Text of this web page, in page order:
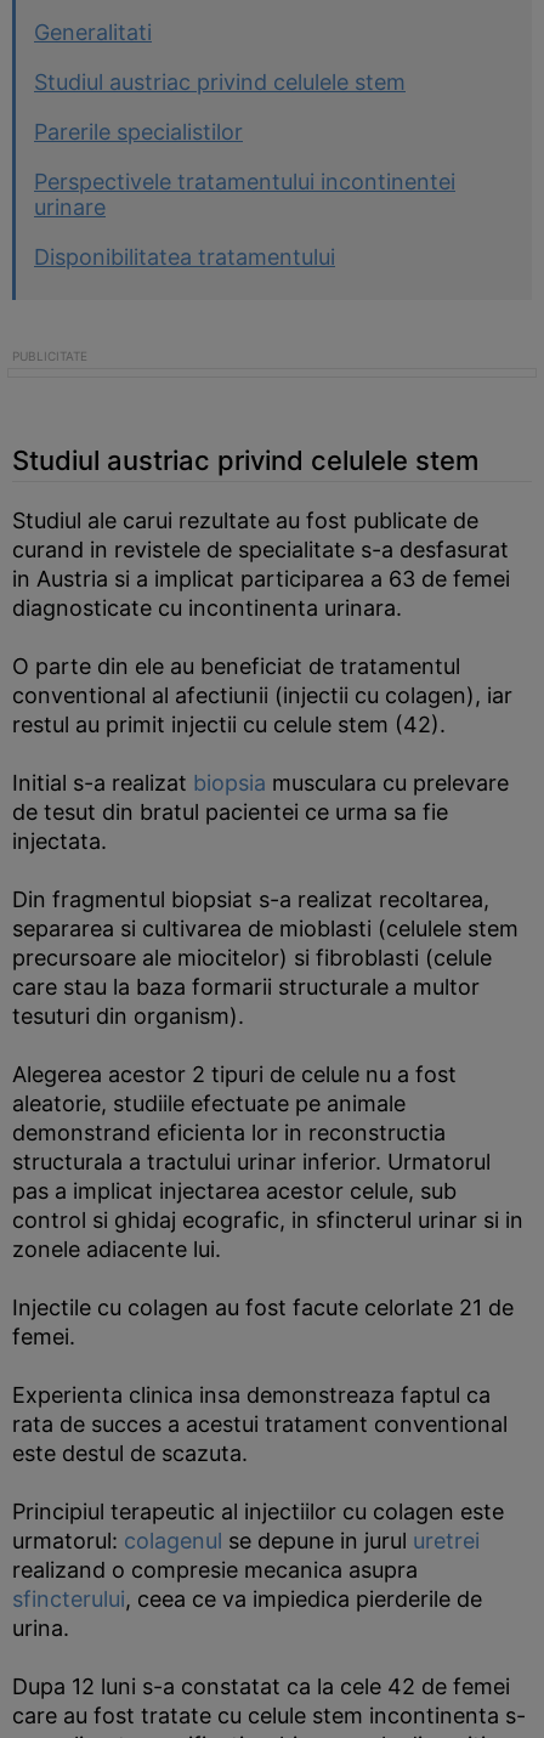
Generalitati
Studiul austriac privind celulele stem
Parerile specialistilor
Perspectivele tratamentului incontinentei
urinare
Disponibilitatea tratamentului
Studiul austriac privind celulele stem
Studiul ale carui rezultate au fost publicate de
curand in revistele de specialitate s-a desfasurat
in Austria si a implicat participarea a 63 de femei
diagnosticate cu incontinenta urinara.
O parte din ele au beneficiat de tratamentul
conventional al afectiunii (injectii cu colagen), iar
restul au primit injectii cu celule stem (42).
Initial s-a realizat biopsia musculara cu prelevare
de tesut din bratul pacientei ce urma sa fie
injectata.
Din fragmentul biopsiat s-a realizat recoltarea,
separarea si cultivarea de mioblasti (celulele stem
precursoare ale miocitelor) si fibroblasti (celule
care stau la baza formarii structurale a multor
tesuturi din organism).
Alegerea acestor 2 tipuri de celule nu a fost
aleatorie, studiile efectuate pe animale
demonstrand eficienta lor in reconstructia
structurala a tractului urinar inferior. Urmatorul
pas a implicat injectarea acestor celule, sub
control si ghidaj ecografic, in sfincterul urinar si in
zonele adiacente lui.
Injectile cu colagen au fost facute celorlate 21 de
femei.
Experienta clinica insa demonstreaza faptul ca
rata de succes a acestui tratament conventional
este destul de scazuta.
Principiul terapeutic al injectiilor cu colagen este
urmatorul: colagenul se depune in jurul uretrei
realizand o compresie mecanica asupra
sfincterului, ceea ce va impiedica pierderile de
urina.
Dupa 12 luni s-a constatat ca la cele 42 de femei
care au fost tratate cu celule stem incontinenta s-